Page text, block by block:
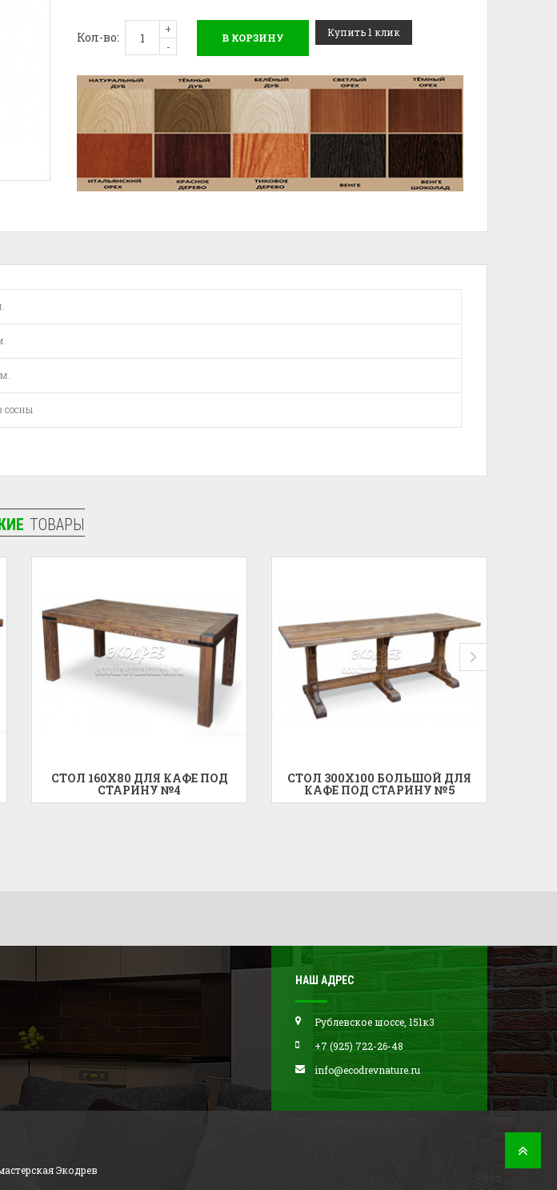
Кол-во:
+
-
В КОРЗИНУ Купить 1 клик
сосны
ТОВАРЫ
СТОЛ 160X80 ДЛЯ КАФЕ ПОД
СТАРИНУ №4
СТОЛ 300X100 БОЛЬШОЙ ДЛЯ
КАФЕ ПОД СТАРИНУ №5
НАШ АДРЕС
Рублевское шоссе, 151к3
+7 (925) 722-26-48
info@ecodrevnature.ru
Экодрев